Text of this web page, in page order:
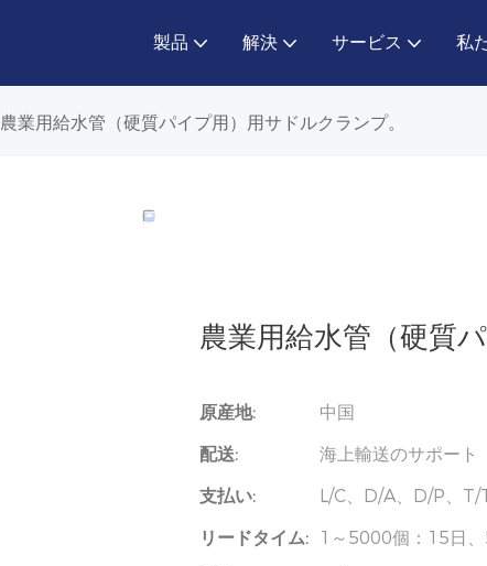
製品 解決 サービス 私
農業用給水管（硬質パイプ用）用サドルクランプ。
農業用給水管（硬質
原産地:
中国
配送:
海上輸送のサポート
支払い:
L/C、D/A、D/P、T/
リードタイム:
1～5000個：15日、